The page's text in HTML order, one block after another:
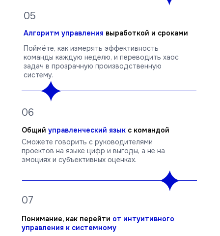
Понимание, как перейти от интуитивного
управления к системному
Общий управленческий язык с командой
Алгоритм управления выработкой и сроками
05
Поймёте, как измерять эффективность
команды каждую неделю, и переводить хаос
задач в прозрачную производственную
систему.
07
06
Сможете говорить с руководителями
проектов на языке цифр и выгоды, а не на
эмоциях и субъективных оценках.